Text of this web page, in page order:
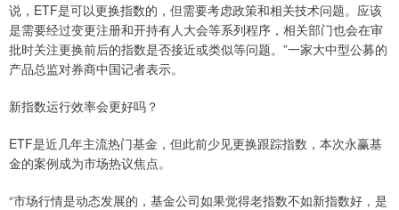
说，ETF是可以更换指数的，但需要考虑政策和相关技术问题。应该
是需要经过变更注册和开持有人大会等系列程序，相关部门也会在审
批时关注更换前后的指数是否接近或类似等问题。”一家大中型公募的
产品总监对券商中国记者表示。
新指数运行效率会更好吗？
ETF是近几年主流热门基金，但此前少见更换跟踪指数，本次永赢基
金的案例成为市场热议焦点。
“市场行情是动态发展的，基金公司如果觉得老指数不如新指数好，是